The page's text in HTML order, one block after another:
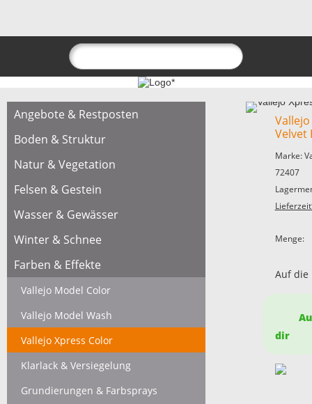
Angebote & Restposten
Boden & Struktur
Natur & Vegetation
Felsen & Gestein
Wasser & Gewässer
Winter & Schnee
Farben & Effekte
Vallejo Model Color
Vallejo Model Wash
Vallejo Xpress Color
Klarlack & Versiegelung
Grundierungen & Farbsprays
Velvet
Marke:
72407
Menge:
Auf die
dir